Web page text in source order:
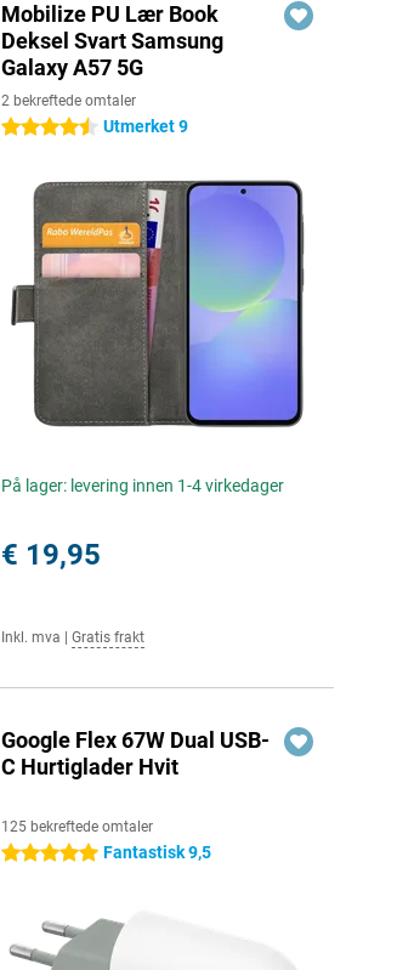
Mobilize PU Lær Book
Deksel Svart Samsung
Galaxy A57 5G
2 bekreftede omtaler
4.5 stjerner Utmerket 9
På lager: levering innen 1-4 virkedager
€ 19,95
Inkl. mva Gratis frakt
Google Flex 67W Dual USB-
C Hurtiglader Hvit
125 bekreftede omtaler
5 stjerner Fantastisk 9,5